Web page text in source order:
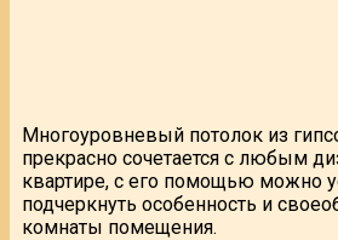
Многоуровневый потолок из
прекрасно сочетается с любым
квартире, с его помощью можно
подчеркнуть особенность и
комнаты помещения.